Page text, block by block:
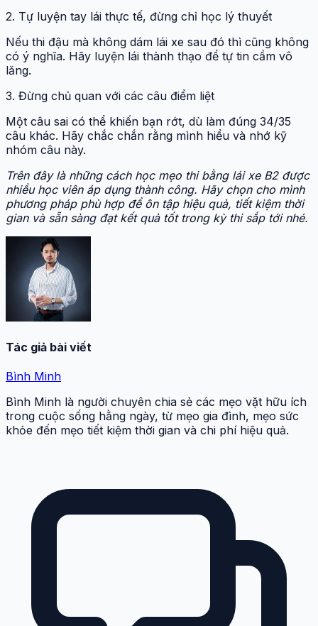
2. Tự luyện tay lái thực tế, đừng chỉ học lý thuyết
Nếu thi đậu mà không dám lái xe sau đó thì cũng không
có ý nghĩa. Hãy luyện lái thành thạo để tự tin cầm vô
lăng.
3. Đừng chủ quan với các câu điểm liệt
Một câu sai có thể khiến bạn rớt, dù làm đúng 34/35
câu khác. Hãy chắc chắn rằng mình hiểu và nhớ kỹ
nhóm câu này.
Trên đây là những cách học mẹo thi bằng lái xe B2 được
nhiều học viên áp dụng thành công. Hãy chọn cho mình
phương pháp phù hợp để ôn tập hiệu quả, tiết kiệm thời
gian và sẵn sàng đạt kết quả tốt trong kỳ thi sắp tới nhé.
Tác giả bài viết
Bình Minh
Bình Minh là người chuyên chia sẻ các mẹo vặt hữu ích
trong cuộc sống hằng ngày, từ mẹo gia đình, mẹo sức
khỏe đến mẹo tiết kiệm thời gian và chi phí hiệu quả.